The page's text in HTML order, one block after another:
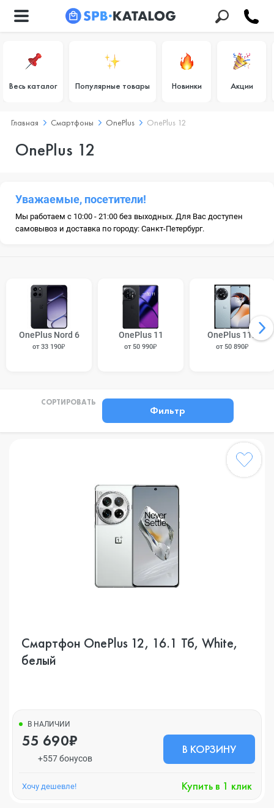
Весь каталог Популярные товары Новинки Акции
Главная Смартфоны OnePlus OnePlus 12
OnePlus 12
Уважаемые, посетители!
Мы работаем с 10:00 - 21:00 без выходных. Для Вас доступен
самовывоз и доставка по городу: Санкт-Петербург.
OnePlus Nord 6
от 33 190₽
OnePlus 11
от 50 990₽
OnePlus 11R
от 50 890₽
СОРТИРОВАТЬ
Фильтр
Смартфон OnePlus 12, 16.1 Тб, White,
белый
В НАЛИЧИИ
55 690₽
+557 бонусов
В КОРЗИНУ
Хочу дешевле! Купить в 1 клик